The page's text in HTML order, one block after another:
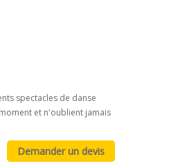
spectacles de danse
et n'oublient jamais